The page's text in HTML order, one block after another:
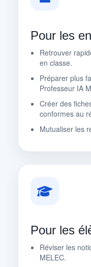
Pour les
Retrouver
en classe.
Préparer plus
Professeur IA
Créer des
conformes au
Mutualiser les
Pour les
Réviser les
MELEC.